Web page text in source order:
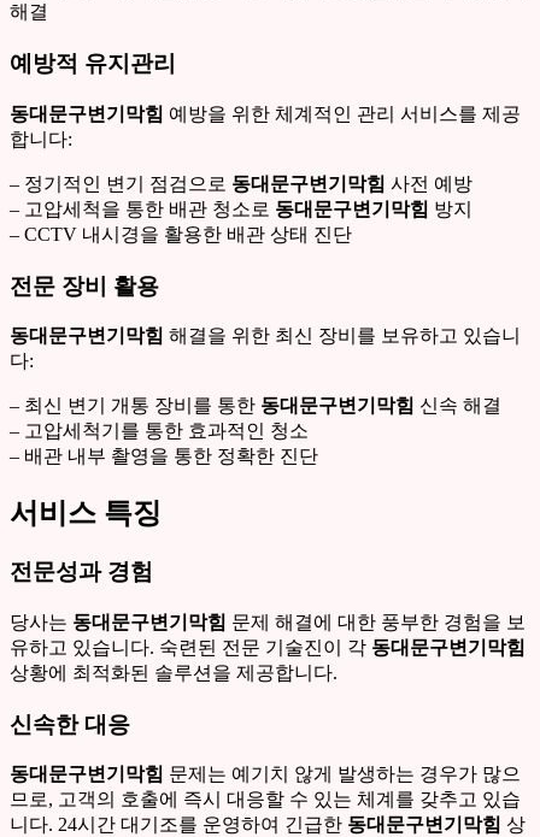
해결
예방적 유지관리
동대문구변기막힘 예방을 위한 체계적인 관리 서비스를 제공
합니다:
– 정기적인 변기 점검으로 동대문구변기막힘 사전 예방
– 고압세척을 통한 배관 청소로 동대문구변기막힘 방지
– CCTV 내시경을 활용한 배관 상태 진단
전문 장비 활용
동대문구변기막힘 해결을 위한 최신 장비를 보유하고 있습니
다:
– 최신 변기 개통 장비를 통한 동대문구변기막힘 신속 해결
– 고압세척기를 통한 효과적인 청소
– 배관 내부 촬영을 통한 정확한 진단
서비스 특징
전문성과 경험
당사는 동대문구변기막힘 문제 해결에 대한 풍부한 경험을 보
유하고 있습니다. 숙련된 전문 기술진이 각 동대문구변기막힘
상황에 최적화된 솔루션을 제공합니다.
신속한 대응
동대문구변기막힘 문제는 예기치 않게 발생하는 경우가 많으
므로, 고객의 호출에 즉시 대응할 수 있는 체계를 갖추고 있습
니다. 24시간 대기조를 운영하여 긴급한 동대문구변기막힘 상